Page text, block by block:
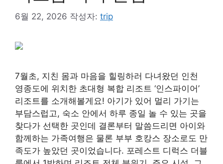
6월 22, 2026 작성자: trip
7월초, 지친 몸과 마음을 힐링하러 다녀왔던 인천
영종도에 위치한 초대형 복합 리조트 ‘인스파이어’
리조트를 소개해볼게요! 아기가 있어 멀리 가기는
부담스럽고, 숙소 안에서 하루 종일 놀 수 있는 곳을
찾다가 선택한 곳인데 결론부터 말씀드리면 아이와
함께하는 가족여행은 물론 부부 호캉스 장소로도 만
족도가 높았던 곳이었습니다. 포레스트 디럭스 더블